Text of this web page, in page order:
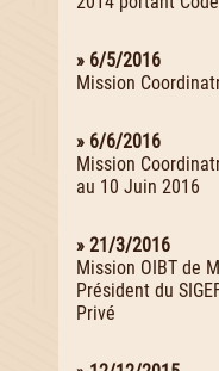
» 6/5/2016
Mission
» 6/6/2016
Mission
au 10 Juin 2016
» 21/3/2016
Mission OIBT de
Président du
Privé